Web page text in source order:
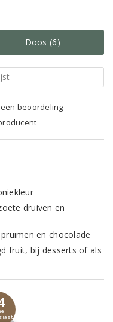
Doos (6)
beoordeling
druiven en
en chocolade
fruit, bij desserts of als